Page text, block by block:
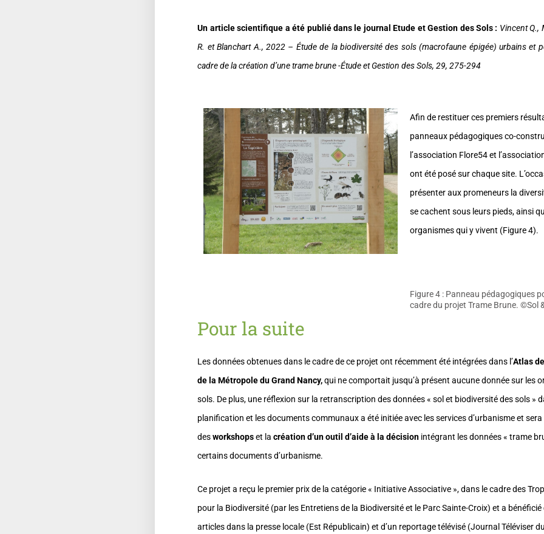
Un article scientifique a été publié dans le journal Etude et Gestion des Sols : Vincent Q.,
R. et Blanchart A., 2022 – Étude de la biodiversité des sols (macrofaune épigée) urbains et
cadre de la création d’une trame brune -Étude et Gestion des Sols, 29, 275-294
Afin de restituer ces premiers
panneaux pédagogiques co-
l’association Flore54 et
ont été posé sur chaque site.
présenter aux promeneurs la
se cachent sous leurs pieds, ainsi
organismes qui y vivent (Figure 4).
Figure 4 : Panneau pédagogiques
cadre du projet Trame Brune. ©Sol
Pour la suite
Les données obtenues dans le cadre de ce projet ont récemment été intégrées dans l’Atlas
de la Métropole du Grand Nancy,qui ne comportait jusqu’à présent aucune donnée sur les
sols. De plus, une réflexion sur la retranscription des données « sol et biodiversité des sols »
planification et les documents communaux a été initiée avec les services d’urbanisme et
desworkshopset lacréation d’un outil d’aide à la décision intégrant les données « trame
certains documents d’urbanisme.
Ce projet a reçu le premier prix de la catégorie « Initiative Associative », dans le cadre des
pour la Biodiversité (par les Entretiens de la Biodiversité et le Parc Sainte-Croix) et a
articles dans la presse locale (Est Républicain) et d’un reportage télévisé (Journal Téléviser